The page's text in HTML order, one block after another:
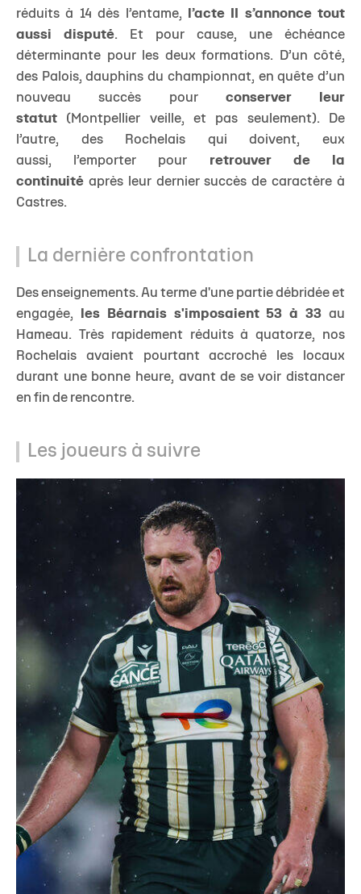
réduits à 14 dès l’entame,
l’acte II s’annonce tout
aussi disputé. Et pour cause, une échéance
déterminante pour les deux formations. D’un côté,
des Palois, dauphins du championnat, en quête d’un
nouveau succès pour conserver leur
statut (Montpellier veille, et pas seulement). De
l’autre, des Rochelais qui doivent, eux
aussi, l’emporter pour retrouver de la
continuité après leur dernier succès de caractère à
Castres.
La dernière confrontation
Des enseignements. Au terme d'une partie débridée et
engagée,
les Béarnais s'imposaient 53 à 33 au
Hameau. Très rapidement réduits à quatorze, nos
Rochelais avaient pourtant accroché les locaux
durant une bonne heure, avant de se voir distancer
en fin de rencontre.
Les joueurs à suivre